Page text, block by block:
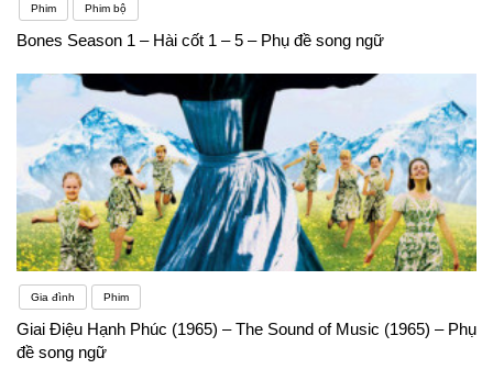
Phim Phim bộ
Bones Season 1 – Hài cốt 1 – 5 – Phụ đề song ngữ
Gia đình Phim
Giai Điệu Hạnh Phúc (1965) – The Sound of Music (1965) – Phụ
đề song ngữ